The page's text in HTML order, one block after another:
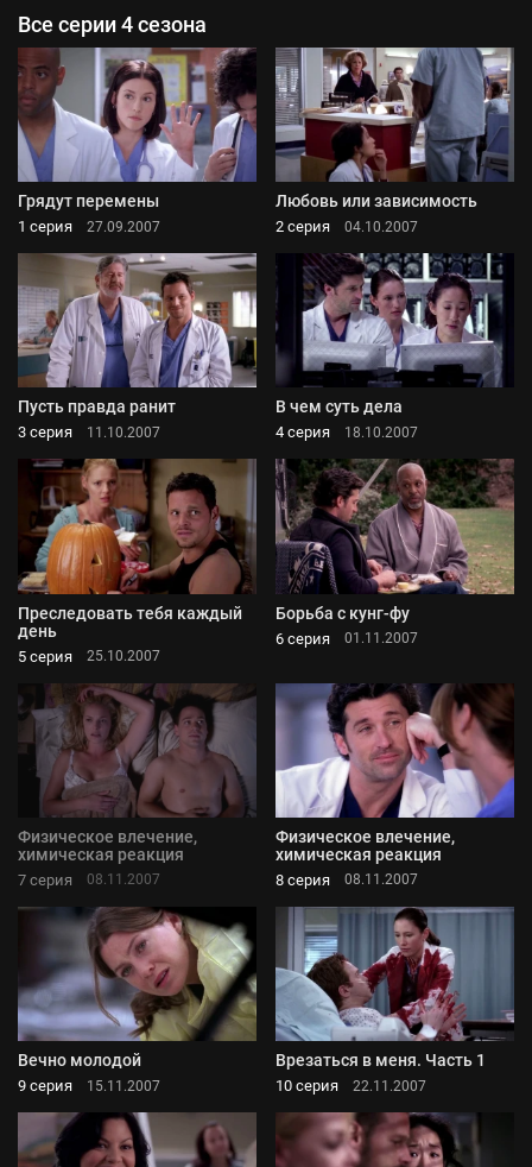
Все серии 4 сезона
Грядут перемены
1 серия 27.09.2007
Любовь или зависимость
2 серия 04.10.2007
Пусть правда ранит
3 серия 11.10.2007
В чем суть дела
4 серия 18.10.2007
Преследовать тебя каждый
день
5 серия 25.10.2007
Борьба с кунг-фу
6 серия 01.11.2007
Физическое влечение,
химическая реакция
7 серия 08.11.2007
Физическое влечение,
химическая реакция
8 серия 08.11.2007
Вечно молодой
9 серия 15.11.2007
Врезаться в меня. Часть 1
10 серия 22.11.2007